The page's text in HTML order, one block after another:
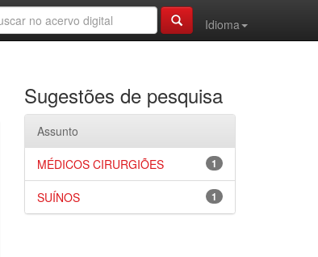
Idioma
Sugestões de pesquisa
Assunto
1
MÉDICOS CIRURGIÕES
1
SUÍNOS